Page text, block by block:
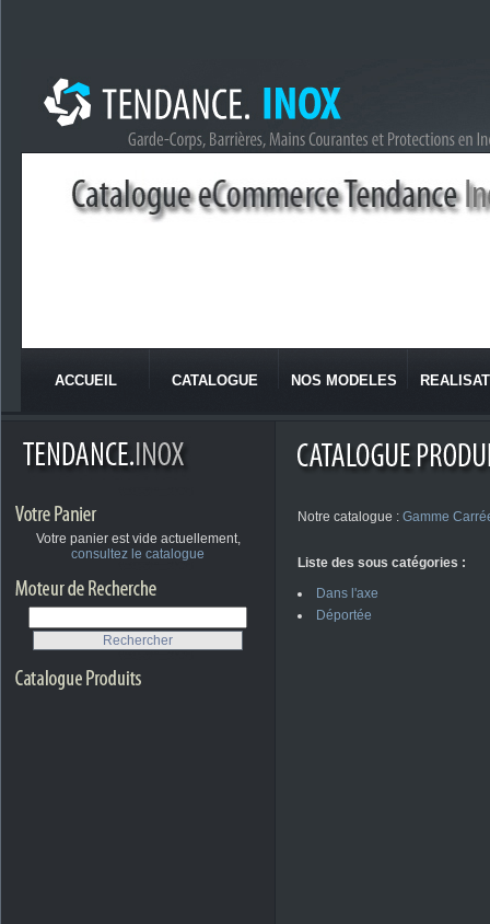
ACCUEIL CATALOGUE NOS MODELES
Votre panier est vide actuellement,
consultez le catalogue
Notre catalogue : Gamme
Liste des sous catégories :
Dans l'axe
Déportée